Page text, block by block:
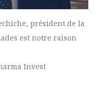
président de la
est notre raison
Invest